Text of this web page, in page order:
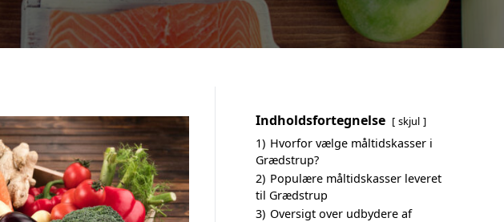
Indholdsfortegnelse skjul
1) Hvorfor vælge måltidskasser i
Grædstrup?
2) Populære måltidskasser leveret
til Grædstrup
3) Oversigt over udbydere af